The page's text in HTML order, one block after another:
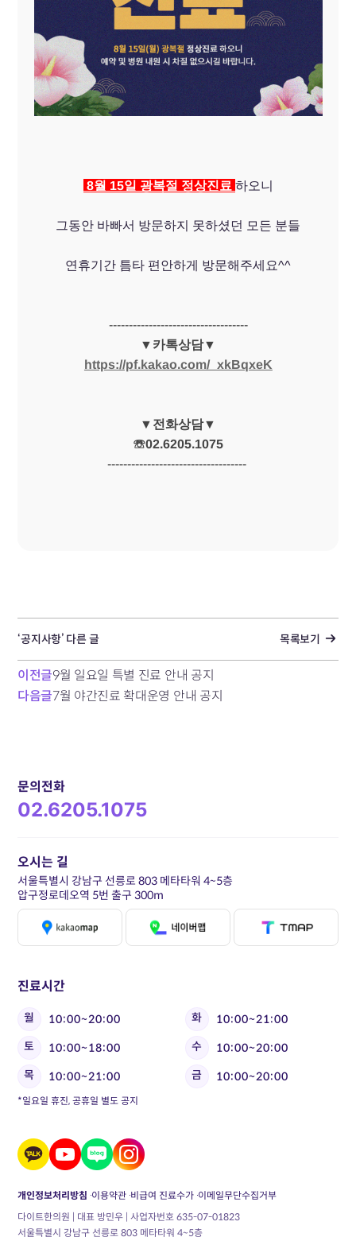
8월 15일 광복절 정상진료 하오니
그동안 바빠서 방문하지 못하셨던 모든 분들
연휴기간 틈타 편안하게 방문해주세요^^
-----------------------------------
▼카톡상담▼
https://pf.kakao.com/_xkBqxeK
▼전화상담▼
☏02.6205.1075
-----------------------------------​
‘공지사항’ 다른 글 목록보기
이전글9월 일요일 특별 진료 안내 공지
다음글7월 야간진료 확대운영 안내 공지
문의전화
02.6205.1075
진료시간
월 10:00~20:00 화
10:00~21:00
토
10:00~18:00 수
10:00~20:00
목
10:00~21:00 금 10:00~20:00
*일요일 휴진, 공휴일 별도 공지
오시는 길
서울특별시 강남구 선릉로 803 메타타워 4~5층
압구정로데오역 5번 출구 300m
개인정보처리방침 이용약관 비급여 진료수가 이메일무단수집거부
다이트한의원 | 대표 방민우 | 사업자번호 635-07-01823
서울특별시 강남구 선릉로 803 메타타워 4~5층